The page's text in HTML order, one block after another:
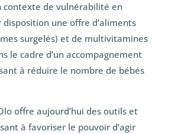
contexte de vulnérabilité en
une offre d’aliments
surgelés) et de multivitamines
le cadre d’un accompagnement
à réduire le nombre de bébés
offre aujourd’hui des outils et
à favoriser le pouvoir d’agir